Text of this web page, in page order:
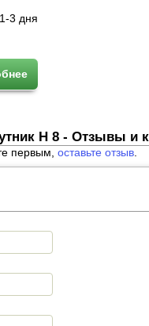
1-3 дня
Н 8 - Отзывы и
первым,оставьте отзыв